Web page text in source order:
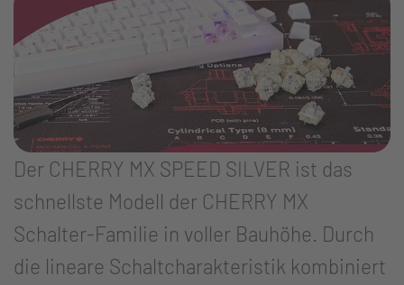
Der CHERRY MX SPEED SILVER ist das
schnellste Modell der CHERRY MX
Schalter-Familie in voller Bauhöhe. Durch
die lineare Schaltcharakteristik kombiniert